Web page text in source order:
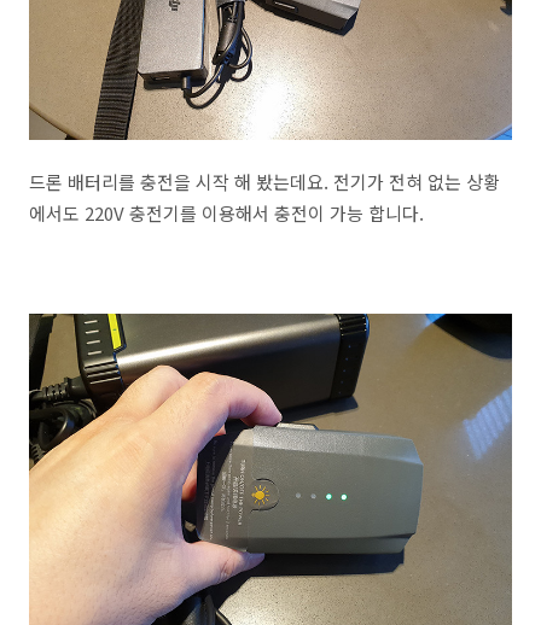
드론 배터리를 충전을 시작 해 봤는데요. 전기가 전혀 없는 상황
에서도 220V 충전기를 이용해서 충전이 가능 합니다.